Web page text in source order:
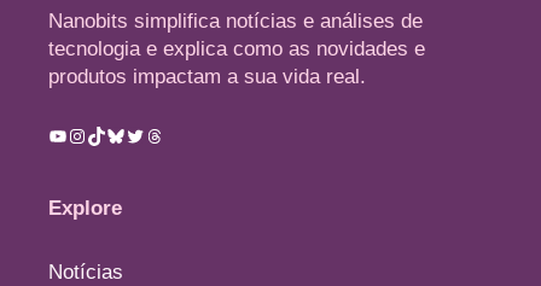
Nanobits simplifica notícias e análises de
tecnologia e explica como as novidades e
produtos impactam a sua vida real.
Youtube
Instagram
TikTok
Bluesky
TwitterThreads
Explore
Notícias